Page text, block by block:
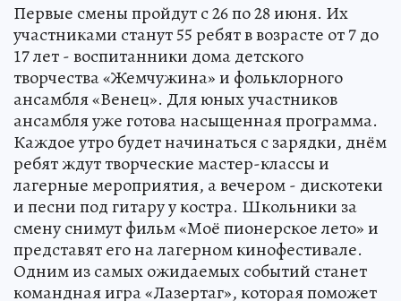
Первые смены пройдут с 26 по 28 июня. Их
участниками станут 55 ребят в возрасте от 7 до
17 лет - воспитанники дома детского
творчества «Жемчужина» и фольклорного
ансамбля «Венец». Для юных участников
ансамбля уже готова насыщенная программа.
Каждое утро будет начинаться с зарядки, днём
ребят ждут творческие мастер-классы и
лагерные мероприятия, а вечером - дискотеки
и песни под гитару у костра. Школьники за
смену снимут фильм «Моё пионерское лето» и
представят его на лагерном кинофестивале.
Одним из самых ожидаемых событий станет
командная игра «Лазертаг», которая поможет